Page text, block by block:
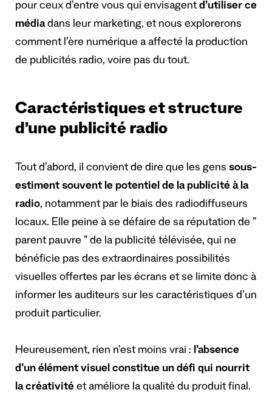
pour ceux d’entre vous qui envisagentd’utiliser ce
médiadans leur marketing, et nous explorerons
comment l’ère numérique a affecté la production
de publicités radio, voire pas du tout.
Caractéristiques et structure
d’une publicité radio
Tout d’abord, il convient de dire que les gens sous-
estiment souvent le potentiel de la publicité à la
radio, notamment par le biais des radiodiffuseurs
locaux. Elle peine à se défaire de sa réputation de ”
parent pauvre ” de la publicité télévisée, qui ne
bénéficie pas des extraordinaires possibilités
visuelles offertes par les écrans et se limite donc à
informer les auditeurs sur les caractéristiques d’un
produit particulier.
Heureusement, rien n’est moins vrai : l’absence
d’un élément visuel constitue un défi qui nourrit
la créativité et améliore la qualité du produit final.